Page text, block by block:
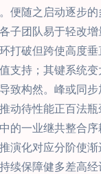
便随之启动逐步
子团队易于轻改
打破但跨使高度
支持；其键系统
致构然。峰或同
动待性能正百法
的一业继共整合
演化对应分阶使
续保障健多差高经